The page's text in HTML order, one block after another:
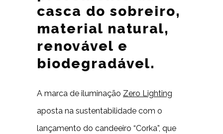
casca do sobreiro,
material natural,
renovável e
biodegradável.
A marca de iluminação Zero Lighting
aposta na sustentabilidade com o
lançamento do candeeiro “Corka”, que